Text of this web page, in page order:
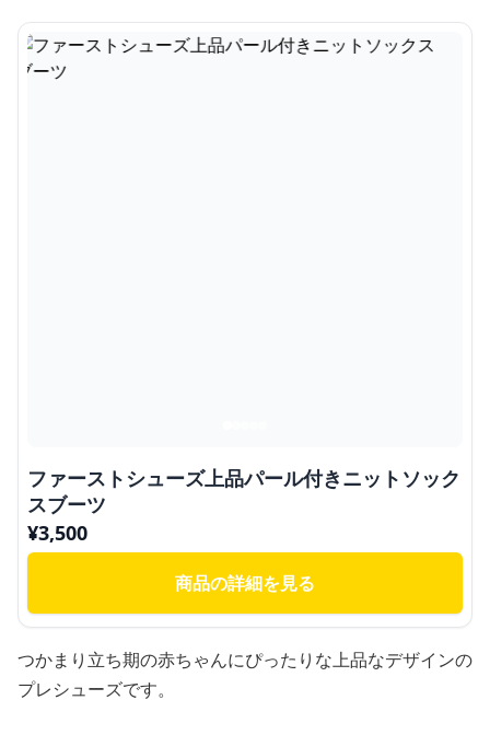
ファーストシューズ上品パール付きニットソック
スブーツ
¥3,500
商品の詳細を見る
つかまり立ち期の赤ちゃんにぴったりな上品なデザインの
プレシューズです。